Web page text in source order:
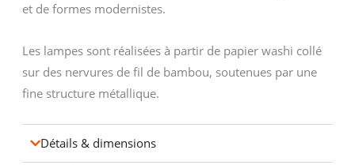
et de formes modernistes.
Les lampes sont réalisées à partir de papier washi collé
sur des nervures de fil de bambou, soutenues par une
fine structure métallique.
Détails & dimensions